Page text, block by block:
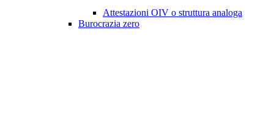
Attestazioni OIV o struttura analoga
Burocrazia zero